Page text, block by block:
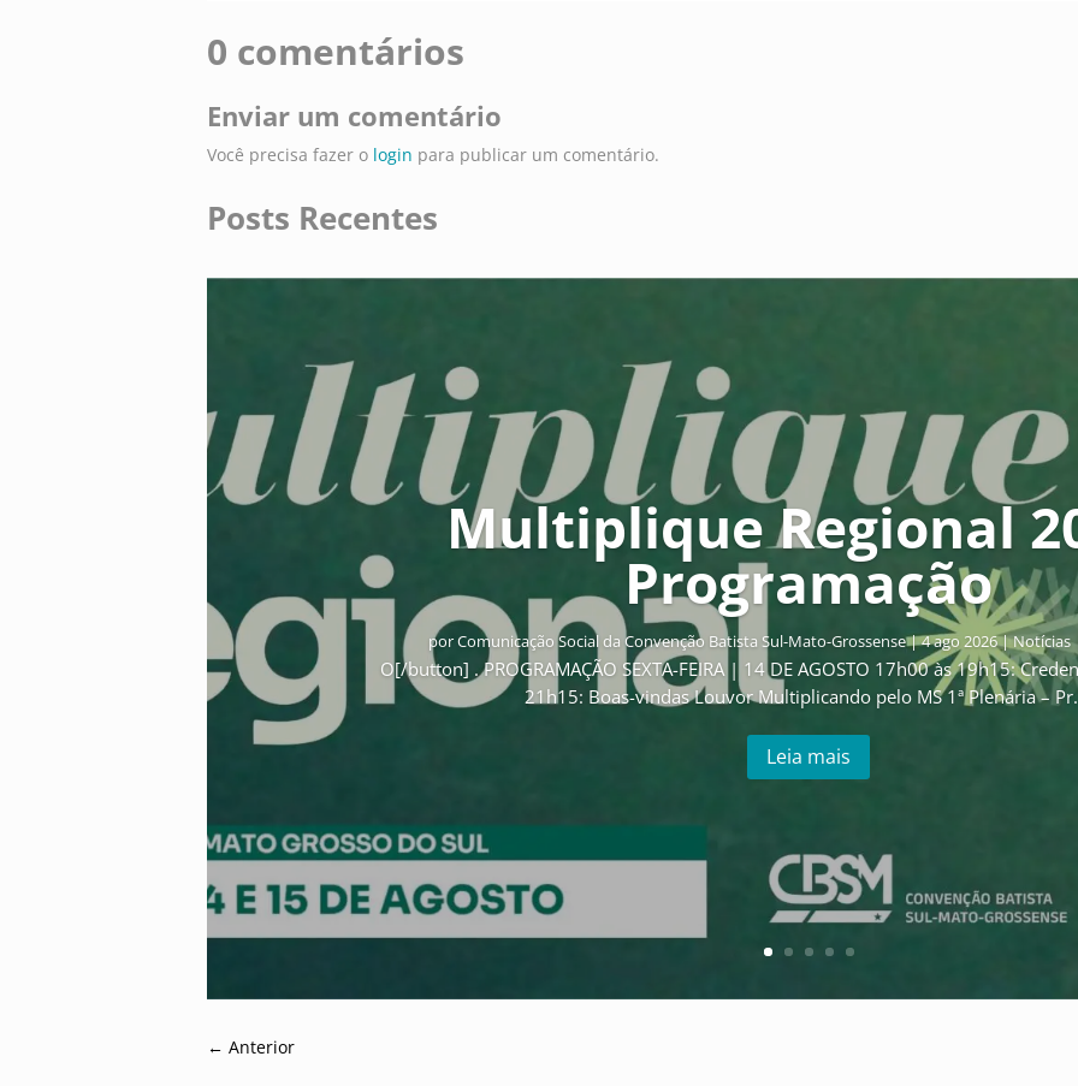
0 comentários
Enviar um comentário
Você precisa fazer o login para publicar um comentário.
Posts Recentes
Multiplique Regional
Programação
porComunicação Social da Convenção Batista Sul-Mato-Grossense|4 ago 2026|Notícias
O[/button] . PROGRAMAÇÃO SEXTA-FEIRA | 14 DE AGOSTO 17h00 às 19h15:
21h15: Boas-vindas Louvor Multiplicando pelo MS 1ª Plenária –
Leia mais
← Anterior